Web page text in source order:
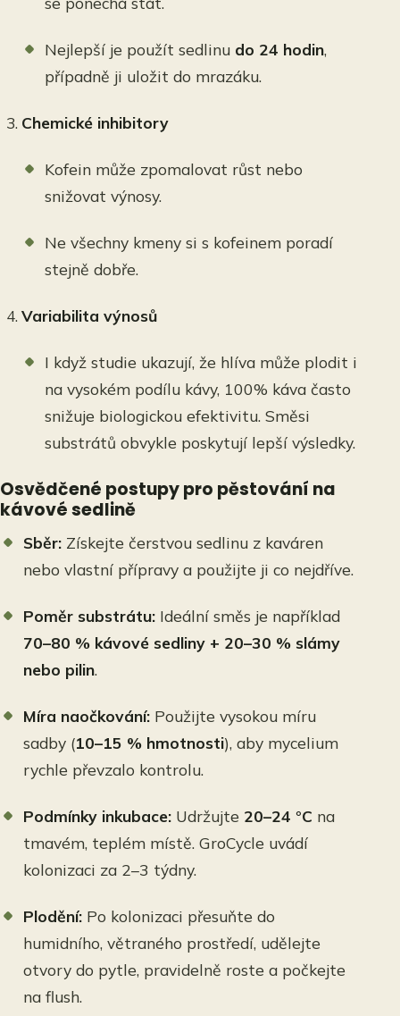
Nejlepší je použít sedlinu do 24 hodin,
případně ji uložit do mrazáku.
Chemické inhibitory
Kofein může zpomalovat růst nebo
snižovat výnosy.
Ne všechny kmeny si s kofeinem poradí
stejně dobře.
Variabilita výnosů
I když studie ukazují, že hlíva může plodit i
na vysokém podílu kávy, 100% káva často
snižuje biologickou efektivitu. Směsi
substrátů obvykle poskytují lepší výsledky.
Osvědčené postupy pro pěstování na
kávové sedlině
Sběr: Získejte čerstvou sedlinu z kaváren
nebo vlastní přípravy a použijte ji co nejdříve.
Poměr substrátu: Ideální směs je například
70–80 % kávové sedliny + 20–30 % slámy
nebo pilin.
Míra naočkování: Použijte vysokou míru
sadby (10–15 % hmotnosti), aby mycelium
rychle převzalo kontrolu.
Podmínky inkubace: Udržujte 20–24 °C na
tmavém, teplém místě. GroCycle uvádí
kolonizaci za 2–3 týdny.
Plodění: Po kolonizaci přesuňte do
humidního, větraného prostředí, udělejte
otvory do pytle, pravidelně roste a počkejte
na flush.